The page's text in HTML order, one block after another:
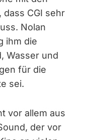
CGI sehr
Nolan
ihm die
Wasser und
für die
sei.
vor allem aus
der vor